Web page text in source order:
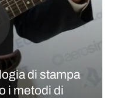
di stampa
i metodi di